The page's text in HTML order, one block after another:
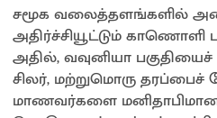
சமூக வலைத்தளங்களில்
அதிர்ச்சியூட்டும் காணொளி
அதில், வவுனியா
சிலர், மற்றுமொரு தரப்பைச்
மாணவர்களை